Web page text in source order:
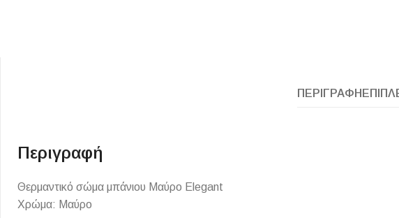
Πισίνας
Επένδυσης Τοίχου
Ψηφίδες
ΠΕΡΙΓΡΑΦΉ
Περιγραφή
Θερμαντικό σώμα μπάνιου Μαύρο Elegant
Χρώμα: Μαύρο